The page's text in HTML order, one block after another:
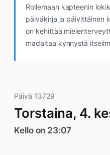
Rollemaan kapteenin
päiväkirja ja päivittäinen
on kehittää
madaltaa kynnystä
Päivä 13729
Torstaina, 4.
Kello on 23:07